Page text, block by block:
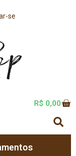
se
R$ 0,00